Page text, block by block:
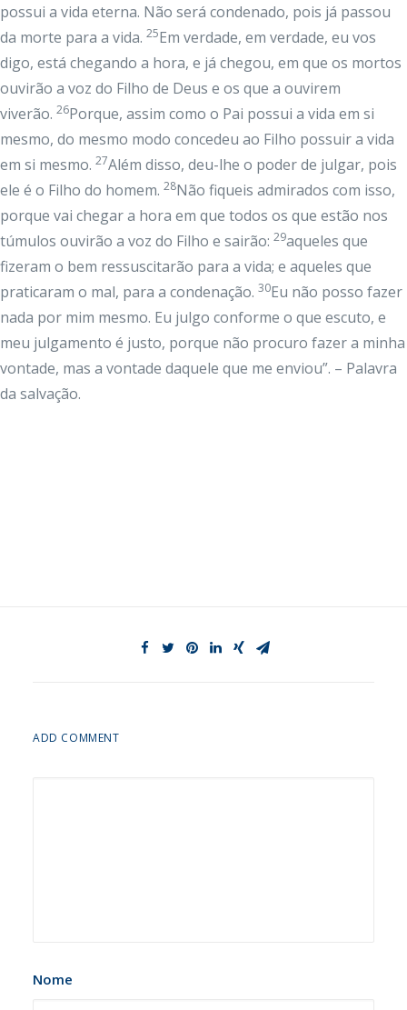
possui a vida eterna. Não será condenado, pois já passou
da morte para a vida. 25Em verdade, em verdade, eu vos
digo, está chegando a hora, e já chegou, em que os mortos
ouvirão a voz do Filho de Deus e os que a ouvirem
viverão. 26Porque, assim como o Pai possui a vida em si
mesmo, do mesmo modo concedeu ao Filho possuir a vida
em si mesmo. 27Além disso, deu-lhe o poder de julgar, pois
ele é o Filho do homem. 28Não fiqueis admirados com isso,
porque vai chegar a hora em que todos os que estão nos
túmulos ouvirão a voz do Filho e sairão: 29aqueles que
fizeram o bem ressuscitarão para a vida; e aqueles que
praticaram o mal, para a condenação. 30Eu não posso fazer
nada por mim mesmo. Eu julgo conforme o que escuto, e
meu julgamento é justo, porque não procuro fazer a minha
vontade, mas a vontade daquele que me enviou”. – Palavra
da salvação.
ADD COMMENT
Nome